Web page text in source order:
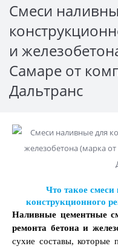
Смеси
и
Самаре от
Дальтранс
Что такое
конструкционного
Наливные цементные
ремонта бетона и
сухие составы, которые